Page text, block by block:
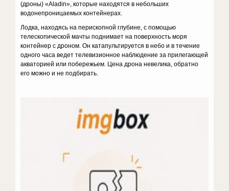
(дроны) «Aladin», которые находятся в небольших
водонепроницаемых контейнерах.
Лодка, находясь на перископной глубине, с помощью
телескопической мачты поднимает на поверхность моря
контейнер с дроном. Он катапультируется в небо и в течение
одного часа ведет телевизионное наблюдение за прилегающей
акваторией или побережьем. Цена дрона невелика, обратно
его можно и не подбирать.